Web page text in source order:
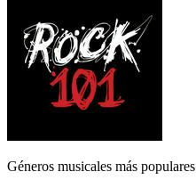
Géneros musicales más populares